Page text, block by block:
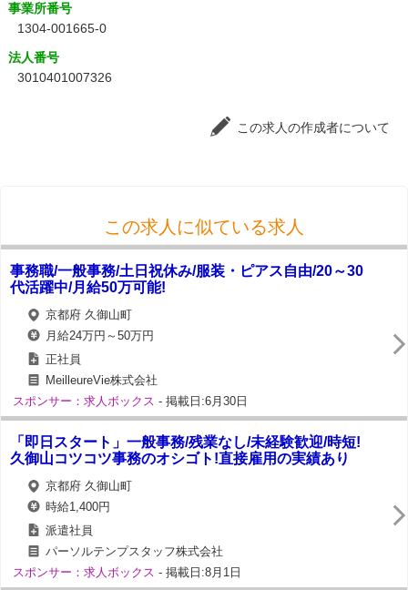
事業所番号
1304-001665-0
法人番号
3010401007326
この求人の作成者について
この求人に似ている求人
事務職/一般事務/土日祝休み/服装・ピアス自由/20～30
代活躍中/月給50万可能!
京都府 久御山町
月給24万円～50万円
正社員
MeilleureVie株式会社
スポンサー：求人ボックス - 掲載日:6月30日
「即日スタート」一般事務/残業なし/未経験歓迎/時短!
久御山コツコツ事務のオシゴト!直接雇用の実績あり
京都府 久御山町
時給1,400円
派遣社員
パーソルテンプスタッフ株式会社
スポンサー：求人ボックス - 掲載日:8月1日